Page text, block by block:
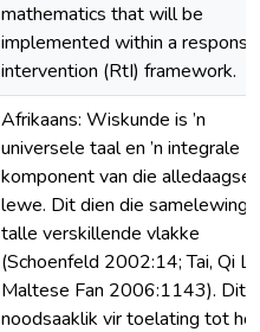
mathematics that will be
implemented within a
intervention (RtI) framework.
Afrikaans: Wiskunde is ’n
universele taal en ’n integrale
komponent van die alledaagse
lewe. Dit dien die samelewing
talle verskillende vlakke
(Schoenfeld 2002:14; Tai, Qi
Maltese Fan 2006:1143). Dit
noodsaaklik vir toelating tot